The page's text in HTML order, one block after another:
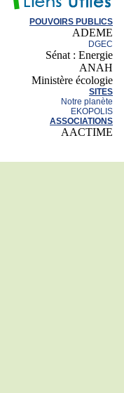
POUVOIRS PUBLICS
ADEME
DGEC
Sénat : Energie
ANAH
Ministère écologie
SITES
Notre planète
EKOPOLIS
ASSOCIATIONS
AACTIME